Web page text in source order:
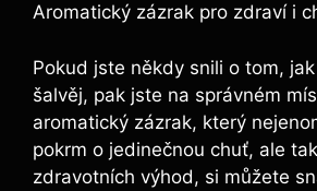
Aromatický zázrak pro zdraví i
Pokud jste někdy snili o tom,
šalvěj, pak jste na správném
aromatický zázrak, který
pokrm o jedinečnou chuť, ale
zdravotních výhod, si můžete